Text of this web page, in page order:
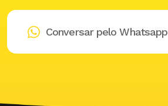
Conversar pelo Whatsapp